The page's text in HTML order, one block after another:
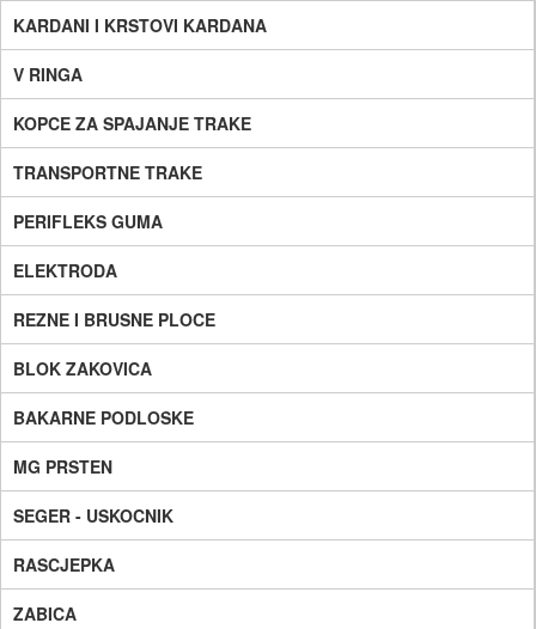
KARDANI I KRSTOVI KARDANA
V RINGA
KOPCE ZA SPAJANJE TRAKE
TRANSPORTNE TRAKE
PERIFLEKS GUMA
ELEKTRODA
REZNE I BRUSNE PLOCE
BLOK ZAKOVICA
BAKARNE PODLOSKE
MG PRSTEN
SEGER - USKOCNIK
RASCJEPKA
ZABICA